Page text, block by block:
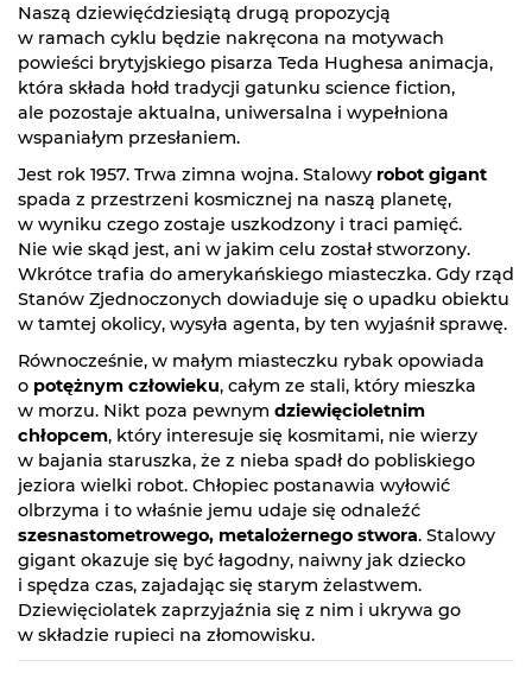
Naszą dziewięćdziesiątą drugą propozycją
w ramach cyklu będzie nakręcona na motywach
powieści brytyjskiego pisarza Teda Hughesa animacja,
która składa hołd tradycji gatunku science fiction,
ale pozostaje aktualna, uniwersalna i wypełniona
wspaniałym przesłaniem.
Jest rok 1957. Trwa zimna wojna. Stalowy robot gigant
spada z przestrzeni kosmicznej na naszą planetę,
w wyniku czego zostaje uszkodzony i traci pamięć.
Nie wie skąd jest, ani w jakim celu został stworzony.
Wkrótce trafia do amerykańskiego miasteczka. Gdy rząd
Stanów Zjednoczonych dowiaduje się o upadku obiektu
w tamtej okolicy, wysyła agenta, by ten wyjaśnił sprawę.
Równocześnie, w małym miasteczku rybak opowiada
o potężnym człowieku, całym ze stali, który mieszka
w morzu. Nikt poza pewnym dziewięcioletnim
chłopcem, który interesuje się kosmitami, nie wierzy
w bajania staruszka, że z nieba spadł do pobliskiego
jeziora wielki robot. Chłopiec postanawia wyłowić
olbrzyma i to właśnie jemu udaje się odnaleźć
szesnastometrowego, metalożernego stwora. Stalowy
gigant okazuje się być łagodny, naiwny jak dziecko
i spędza czas, zajadając się starym żelastwem.
Dziewięciolatek zaprzyjaźnia się z nim i ukrywa go
w składzie rupieci na złomowisku.